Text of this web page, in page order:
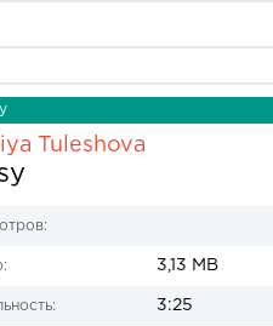
Tuleshova
3,13 MB
3:25